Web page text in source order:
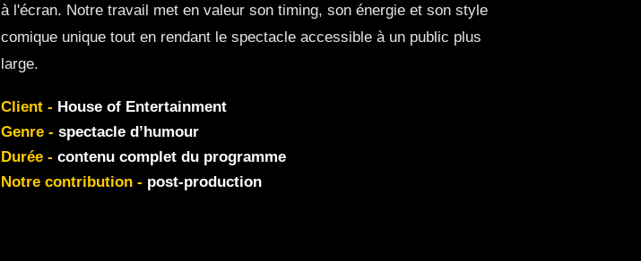
à l'écran. Notre travail met en valeur son timing, son énergie et son style
comique unique tout en rendant le spectacle accessible à un public plus
large.
Client - House of Entertainment
Genre - spectacle d’humour
Durée - contenu complet du programme
Notre contribution - post-production